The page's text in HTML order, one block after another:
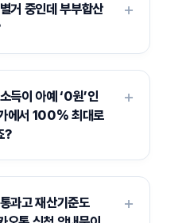
거 중인데 부부합산
득이 아예 ‘0원’인
에서 100% 최대로
?
과고 재산기준도